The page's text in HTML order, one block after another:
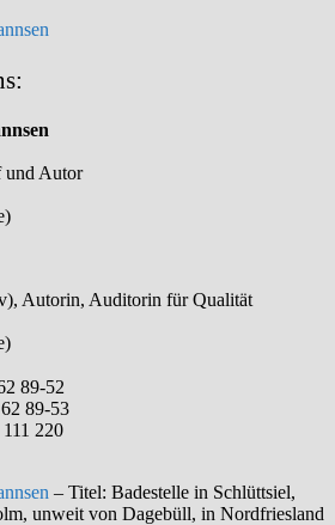
und Autor
Autorin, Auditorin für Qualität
89-52
89-53
220
– Titel: Badestelle in Schlüttsiel,
unweit von Dagebüll, in Nordfriesland